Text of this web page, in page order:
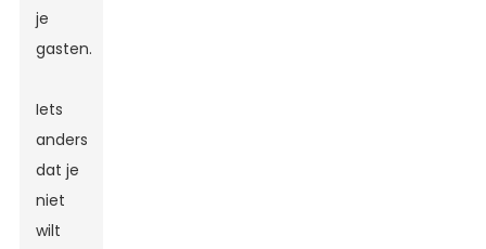
je
gasten.
Iets
anders
dat je
niet
wilt